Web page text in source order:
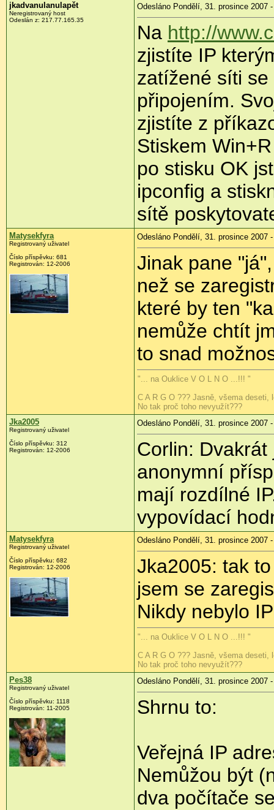
jkadvanulanulapět
Neregistrovaný host
Odeslán z: 217.77.165.35
Odesláno Pondělí, 31. prosince 2007
Na http://
zjistíte IP
zatížené síti
připojením.
zjistíte z
Stiskem
po stisku OK
ipconfig a
sítě
Matysekfyra
Registrovaný uživatel
Číslo příspěvku: 681
Registrován: 12-2006
Odesláno Pondělí, 31. prosince 2007
Jinak pane
než se
které by ten
nemůže chtít
to snad
"... na Ouklice V O L N O ...!!! "
C A R G O ??? Jasně, všema deseti,
No tak proč toho nevyužít???
Jka2005
Registrovaný uživatel
Číslo příspěvku: 312
Registrován: 12-2006
Odesláno Pondělí, 31. prosince 2007
Corlin:
anonymní
mají rozdílné
vypovídací
Matysekfyra
Registrovaný uživatel
Číslo příspěvku: 682
Registrován: 12-2006
Odesláno Pondělí, 31. prosince 2007
Jka2005: tak
jsem se
Nikdy nebylo
"... na Ouklice V O L N O ...!!! "
C A R G O ??? Jasně, všema deseti,
No tak proč toho nevyužít???
Pes38
Registrovaný uživatel
Číslo příspěvku: 1118
Registrován: 11-2005
Odesláno Pondělí, 31. prosince 2007
Shrnu to:
Veřejná IP
Nemůžou být
dva počítače